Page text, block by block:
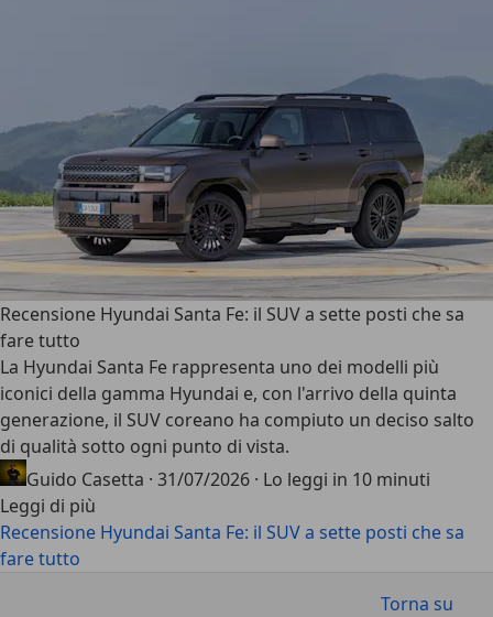
Recensione Hyundai Santa Fe: il SUV a sette posti che sa
fare tutto
La Hyundai Santa Fe rappresenta uno dei modelli più
iconici della gamma Hyundai e, con l'arrivo della quinta
generazione, il SUV coreano ha compiuto un deciso salto
di qualità sotto ogni punto di vista.
Guido Casetta · 31/07/2026 · Lo leggi in 10 minuti
Leggi di più
Recensione Hyundai Santa Fe: il SUV a sette posti che sa
fare tutto
Torna su